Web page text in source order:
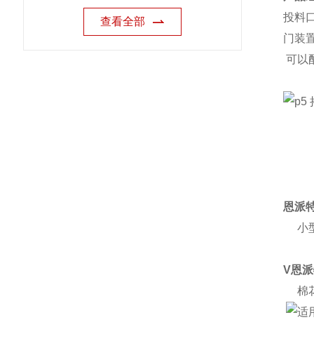
查看全部
投料
门装
可以
恩派
小
V恩
棉